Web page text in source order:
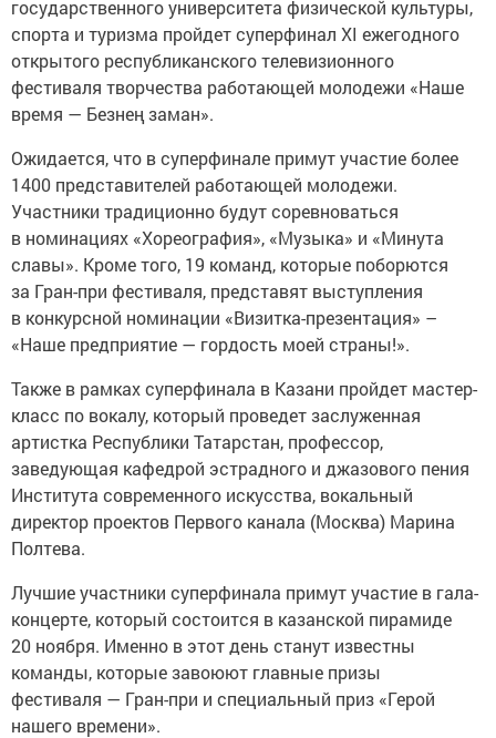
государственного университета физической культуры,
спорта и туризма пройдет суперфинал XI ежегодного
открытого республиканского телевизионного
фестиваля творчества работающей молодежи «Наше
время — Безнең заман».
Ожидается, что в суперфинале примут участие более
1400 представителей работающей молодежи.
Участники традиционно будут соревноваться
в номинациях «Хореография», «Музыка» и «Минута
славы». Кроме того, 19 команд, которые поборются
за Гран-при фестиваля, представят выступления
в конкурсной номинации «Визитка-презентация» –
«Наше предприятие — гордость моей страны!».
Также в рамках суперфинала в Казани пройдет мастер-
класс по вокалу, который проведет заслуженная
артистка Республики Татарстан, профессор,
заведующая кафедрой эстрадного и джазового пения
Института современного искусства, вокальный
директор проектов Первого канала (Москва) Марина
Полтева.
Лучшие участники суперфинала примут участие в гала-
концерте, который состоится в казанской пирамиде
20 ноября. Именно в этот день станут известны
команды, которые завоюют главные призы
фестиваля — Гран-при и специальный приз «Герой
нашего времени».